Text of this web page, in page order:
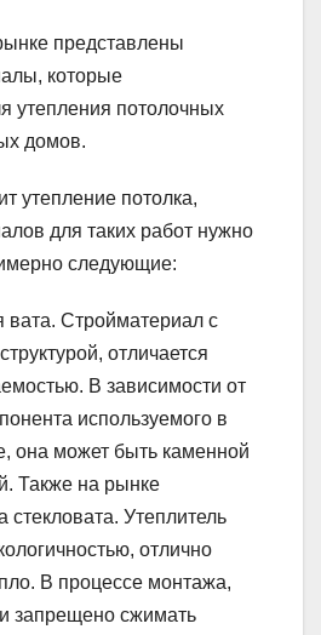
представлены
которые
утепления потолочных
домов.
утепление потолка,
для таких работ нужно
следующие:
вата. Стройматериал с
отличается
В зависимости от
используемого в
она может быть каменной
Также на рынке
стекловата. Утеплитель
отлично
В процессе монтажа,
запрещено сжимать